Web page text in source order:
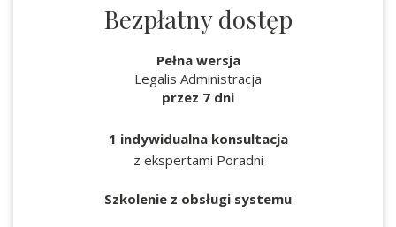
Bezpłatny dostęp
Pełna wersja
Legalis Administracja
przez 7 dni
1 indywidualna konsultacja
z ekspertami Poradni
Szkolenie z obsługi systemu